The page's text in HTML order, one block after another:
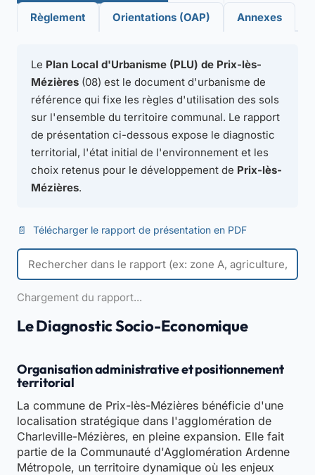
Règlement Orientations (OAP) Annexes
Le Plan Local d'Urbanisme (PLU) de Prix-lès-
Mézières (08) est le document d'urbanisme de
référence qui fixe les règles d'utilisation des sols
sur l'ensemble du territoire communal. Le rapport
de présentation ci-dessous expose le diagnostic
territorial, l'état initial de l'environnement et les
choix retenus pour le développement de Prix-lès-
Mézières.
📄 Télécharger le rapport de présentation en PDF
Chargement du rapport...
Le Diagnostic Socio-Economique
Organisation administrative et positionnement
territorial
La commune de Prix-lès-Mézières bénéficie d'une
localisation stratégique dans l'agglomération de
Charleville-Mézières, en pleine expansion. Elle fait
partie de la Communauté d'Agglomération Ardenne
Métropole, un territoire dynamique où les enjeux